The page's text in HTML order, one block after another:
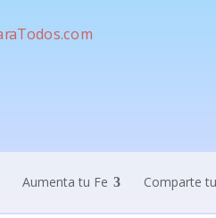
Aumenta tu Fe Comparte